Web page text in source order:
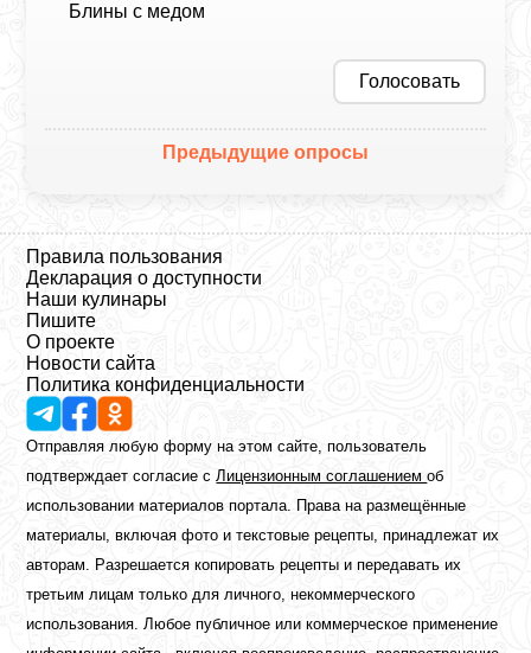
Блины с медом
Голосовать
Предыдущие опросы
Правила пользования
Декларация о доступности
Наши кулинары
Пишите
О проекте
Новости сайта
Политика конфиденциальности
Отправляя любую форму на этом сайте, пользователь
подтверждает согласие сЛицензионным соглашениемоб
использовании материалов портала. Права на размещённые
материалы, включая фото и текстовые рецепты, принадлежат их
авторам. Разрешается копировать рецепты и передавать их
третьим лицам только для личного, некоммерческого
использования. Любое публичное или коммерческое применение